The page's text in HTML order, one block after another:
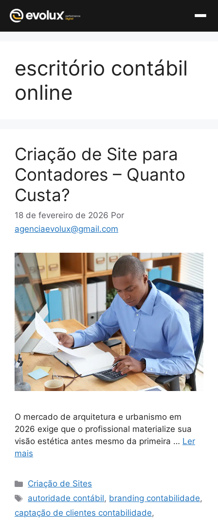
conteúdo
escritório contábil
online
Criação de Site para
Contadores – Quanto
Custa?
18 de fevereiro de 2026 Por
agenciaevolux@gmail.com
O mercado de arquitetura e urbanismo em
2026 exige que o profissional materialize sua
visão estética antes mesmo da primeira … Ler
mais
Categorias
Criação de Sites
Tags
autoridade contábil, branding contabilidade,
captação de clientes contabilidade,